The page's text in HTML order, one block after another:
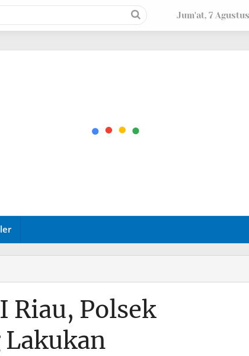
Jum'at, 7
Riau, Polsek
Lakukan